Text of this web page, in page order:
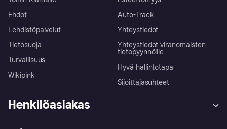
Ehdot
Lehdistöpalvelut
Tietosuoja
Turvallisuus
Wikipink
Auto-Track
Yhteystiedot
Yhteystiedot viranomaisten
tietopyynnöille
Hyvä hallintotapa
Sijoittajasuhteet
Henkilöasiakas